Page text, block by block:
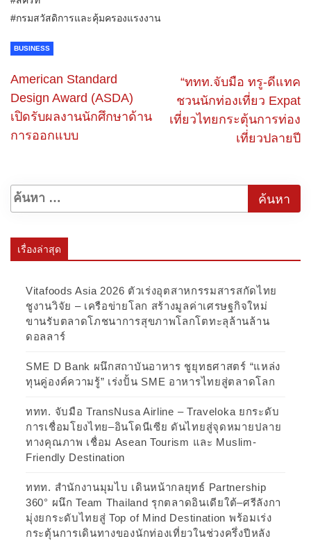
#กรมสวัสดิการและคุ้มครองแรงงาน
BUSINESS
American Standard
Design Award (ASDA)
เปิดรับผลงานนักศึกษาด้าน
การออกแบบ
“ททท.จับมือ ทรู-ดีแทค
ชวนนักท่องเที่ยว Expat
เที่ยวไทยกระตุ้นการท่อง
เที่ยวปลายปี
เรื่องล่าสุด
Vitafoods Asia 2026 ตัวเร่งอุตสาหกรรมสารสกัดไทย
ชูงานวิจัย – เครือข่ายโลก สร้างมูลค่าเศรษฐกิจใหม่
ขานรับตลาดโภชนาการสุขภาพโลกโตทะลุล้านล้าน
ดอลลาร์
SME D Bank ผนึกสถาบันอาหาร ชูยุทธศาสตร์ “แหล่ง
ทุนคู่องค์ความรู้” เร่งปั้น SME อาหารไทยสู่ตลาดโลก
ททท. จับมือ TransNusa Airline – Traveloka ยกระดับ
การเชื่อมโยงไทย–อินโดนีเซีย ดันไทยสู่จุดหมายปลาย
ทางคุณภาพ เชื่อม Asean Tourism และ Muslim-
Friendly Destination
ททท. สำนักงานมุมไบ เดินหน้ากลยุทธ์ Partnership
360° ผนึก Team Thailand รุกตลาดอินเดียใต้–ศรีลังกา
มุ่งยกระดับไทยสู่ Top of Mind Destination พร้อมเร่ง
กระตุ้นการเดินทางของนักท่องเที่ยวในช่วงครึ่งปีหลัง